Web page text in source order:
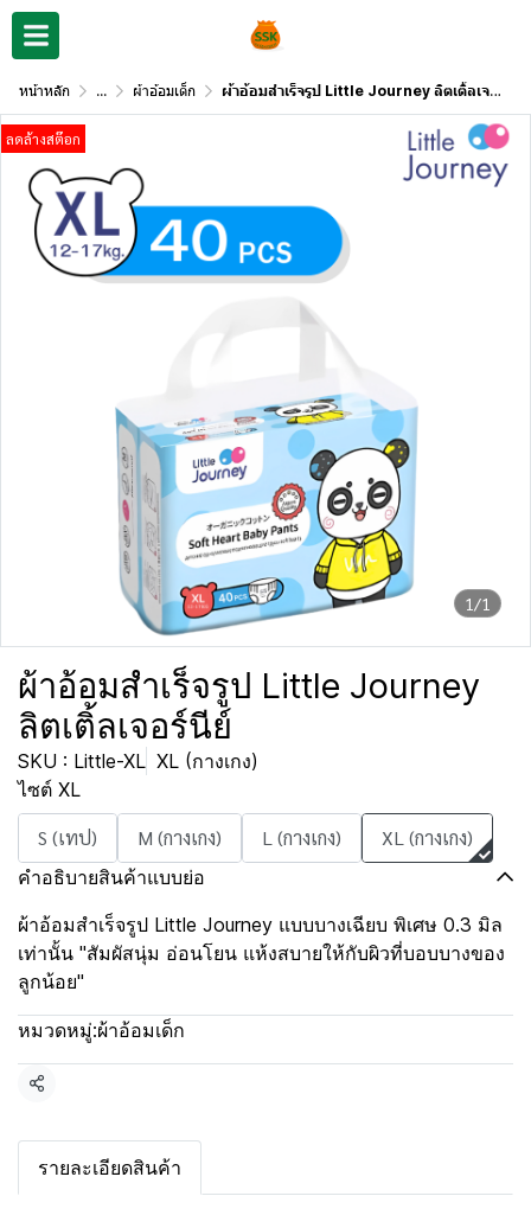
หน้าหลัก ... ผ้าอ้อมเด็ก ผ้าอ้อมสำเร็จรูป Little Journey ลิตเติ้ลเจอร์นีย์
1/1
ลดล้างสต๊อก
ผ้าอ้อมสำเร็จรูป Little Journey
ลิตเติ้ลเจอร์นีย์
SKU : Little-XL XL (กางเกง)
ไซต์ XL
S (เทป) M (กางเกง) L (กางเกง) XL (กางเกง)
คำอธิบายสินค้าแบบย่อ
ผ้าอ้อมสำเร็จรูป Little Journey แบบบางเฉียบ พิเศษ 0.3 มิล
เท่านั้น "สัมผัสนุ่ม อ่อนโยน แห้งสบายให้กับผิวที่บอบบางของ
ลูกน้อย"
หมวดหมู่:ผ้าอ้อมเด็ก
แชร์
รายละเอียดสินค้า